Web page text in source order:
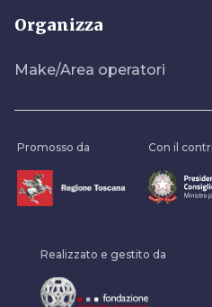
Organizza
Make/Area operatori
Promosso da Con il
Realizzato e gestito da